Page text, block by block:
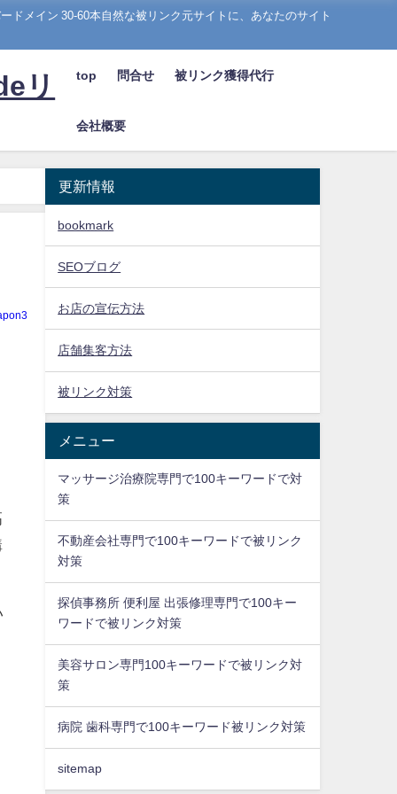
ドメイン 30-60本自然な被リンク元サイトに、あなたのサイト
リ
top 問合せ 被リンク獲得代行
会社概要
更新情報
bookmark
SEOブログ
お店の宣伝方法
店舗集客方法
被リンク対策
メニュー
マッサージ治療院専門で100キーワードで対
策
不動産会社専門で100キーワードで被リンク
対策
探偵事務所 便利屋 出張修理専門で100キー
ワードで被リンク対策
美容サロン専門100キーワードで被リンク対
策
病院 歯科専門で100キーワード被リンク対策
sitemap